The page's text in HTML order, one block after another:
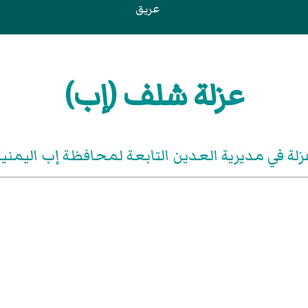
عريق
عزلة شلف (إب)
في مديرية العدين التابعة لمحافظة إب